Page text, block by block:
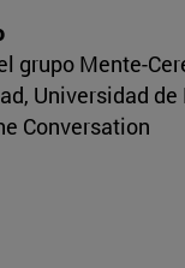
grupo Mente-
Universidad de
Conversation